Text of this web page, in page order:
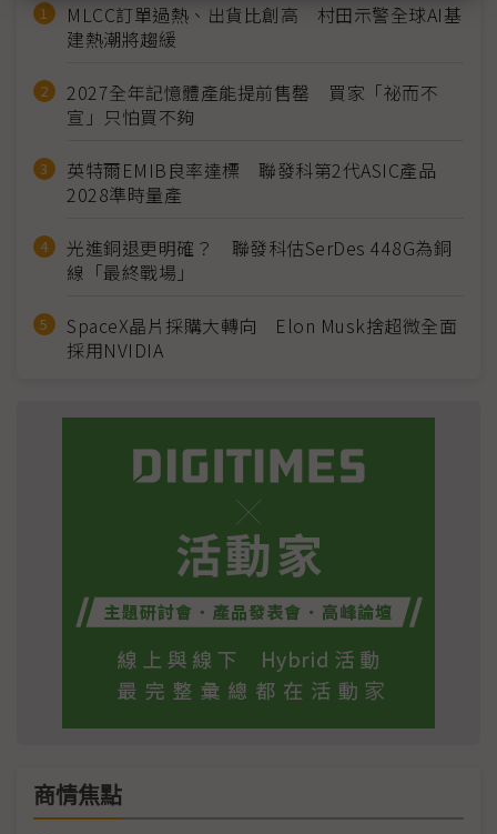
MLCC訂單過熱、出貨比創高 村田示警全球AI基
建熱潮將趨緩
2027全年記憶體產能提前售罄 買家「祕而不
宣」只怕買不夠
英特爾EMIB良率達標 聯發科第2代ASIC產品
2028準時量產
光進銅退更明確？ 聯發科估SerDes 448G為銅
線「最終戰場」
SpaceX晶片採購大轉向 Elon Musk捨超微全面
採用NVIDIA
商情焦點